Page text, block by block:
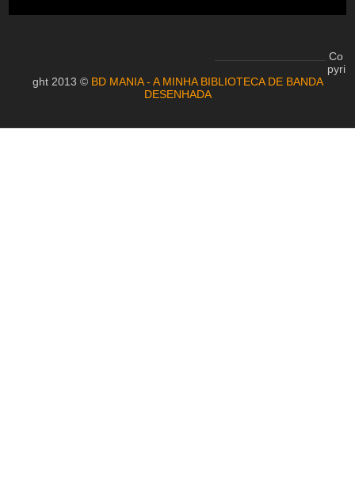
Co
pyri
ght 2013 © BD MANIA - A MINHA BIBLIOTECA DE BANDA
DESENHADA